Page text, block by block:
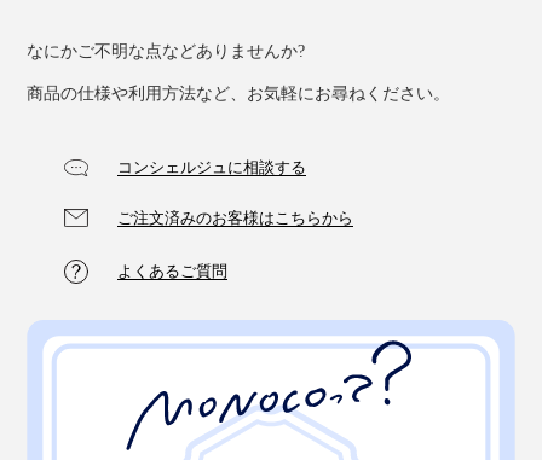
こだわりの『ZEPPINパイル』で、フッカフカの柔らか
さと、心地よい暖かさを、ぜひ体感してください。
なにかご不明な点などありませんか?
商品の仕様や利用方法など、お気軽にお尋ねください。
コンシェルジュに相談する
ご注文済みのお客様はこちらから
よくあるご質問